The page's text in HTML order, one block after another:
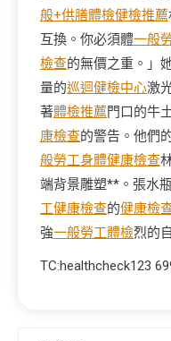
般+供膳體檢健檢推薦
互換。你必須體一般
檢查的無價之重。」
量的巡迴健檢中心激
著體檢推薦門口的牛
康檢查的警告。他們
般勞工身體健康檢查
端背景雕塑**。張水
工健康檢查的健康檢
強一般勞工體檢烈的
TC:healthcheck123